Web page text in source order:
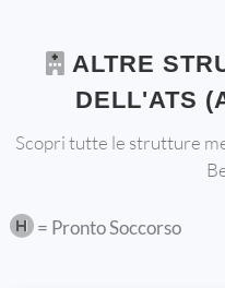
ALTRE
DELL'ATS
Scopri tutte le strutture
= Pronto Soccorso